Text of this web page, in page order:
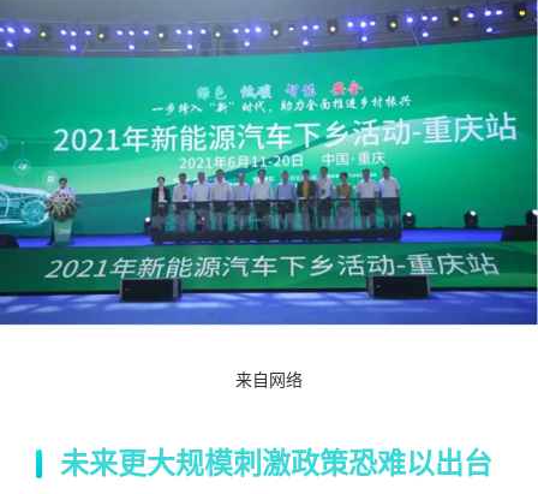
来自网络
未来更大规模刺激政策恐难以出台